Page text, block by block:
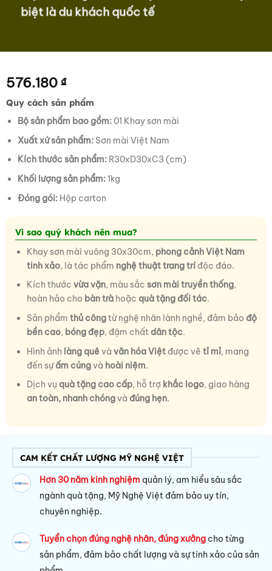
biệt là du khách quốc tế
576.180 ₫
Quy cách sản phẩm
Bộ sản phẩm bao gồm:01 Khay sơn mài
Xuất xứ sản phẩm:Sơn mài Việt Nam
Kích thước sản phẩm:R30xD30xC3 (cm)
Khối lượng sản phẩm:1kg
Đóng gói:Hộp carton
Vì sao quý khách nên mua?
Khay sơn mài vuông 30x30cm, phong cảnh Việt Nam
tinh xảo, là tác phẩm nghệ thuật trang tríđộc đáo.
Kích thước vừa vặn, màu sắc sơn mài truyền thống,
hoàn hảo cho bàn tràhoặc quà tặng đối tác.
Sản phẩm thủ côngtừ nghệ nhân lành nghề, đảm bảo độ
bền cao, bóng đẹp, đậm chất dân tộc.
Hình ảnh làng quêvà văn hóa Việtđược vẽ tỉ mỉ, mang
đến sựấm cúngvà hoài niệm.
Dịch vụ quà tặng cao cấp, hỗ trợ khắc logo, giao hàng
an toàn, nhanh chóngvà đúng hẹn.
CAM KẾT CHẤT LƯỢNG MỸ NGHỆ VIỆT
Hơn 30 năm kinh nghiệm quản lý, am hiểu sâu sắc
ngành quà tặng, Mỹ Nghệ Việt đảm bảo uy tín,
chuyên nghiệp.
Tuyển chọn đúng nghệ nhân, đúng xưởng cho từng
sản phẩm, đảm bảo chất lượng và sự tinh xảo của sản